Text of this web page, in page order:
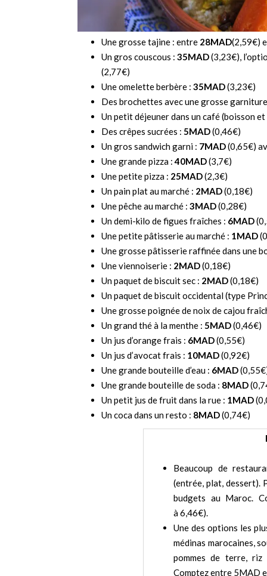
Une grosse tajine : entre 28MAD(2,59€)
Un gros couscous : 35MAD(3,23€),
(2,77€)
Une omelette berbère : 35MAD(3,23€)
Des brochettes avec une grosse
Un petit déjeuner dans un café (boisson
Des crêpes sucrées : 5MAD(0,46€)
Un gros sandwich garni : 7MAD(0,65€)
Une grande pizza :40MAD(3,7€)
Une petite pizza : 25MAD(2,3€)
Un pain plat au marché : 2MAD(0,18€)
Une pêche au marché : 3MAD(0,28€)
Un demi-kilo de figues fraîches : 6MAD
Une petite pâtisserie au marché : 1MAD
Une grosse pâtisserie raffinée dans une
Une viennoiserie : 2MAD(0,18€)
Un paquet de biscuit sec : 2MAD(0,18€)
Un paquet de biscuit occidental (type
Une grosse poignée de noix de cajou
Un grand thé à la menthe : 5MAD(0,46€)
Un jus d’orange frais : 6MAD(0,55€)
Un jus d’avocat frais : 10MAD(0,92€)
Une grande bouteille d’eau : 6MAD
Une grande bouteille de soda : 8MAD
Un petit jus de fruit dans la rue : 1MAD
Un coca dans un resto : 8MAD(0,74€)
Beaucoup de
(entrée, plat, dessert).
budgets au Maroc.
à 6,46€).
Une des options les
médinas marocaines,
pommes de terre,
Comptez entre 5MAD